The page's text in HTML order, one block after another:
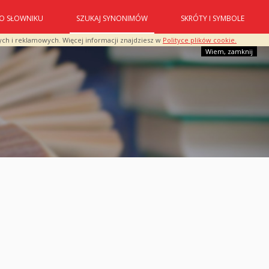
i reklamowych. Więcej informacji znajdziesz w Polityce plików cookie.
Wiem, zamknij
O SŁOWNIKU SZUKAJ SYNONIMÓW SKRÓTY I SYMBOLE